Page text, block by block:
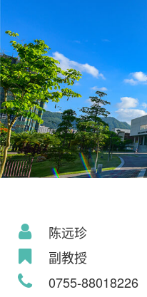
陈远珍
副教授
0755-88018226